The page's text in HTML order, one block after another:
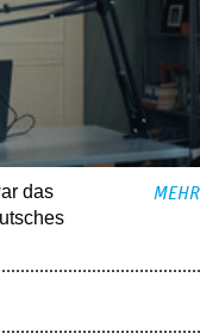
das
MEHR